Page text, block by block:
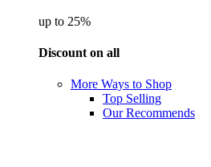
up to 25%
Discount on all
More Ways to Shop
Top Selling
Our Recommends